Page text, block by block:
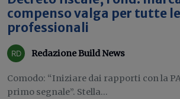
compenso valga per tutte
professionali
Redazione Build News
Comodo: “Iniziare dai rapporti con la
primo segnale”. Stella...